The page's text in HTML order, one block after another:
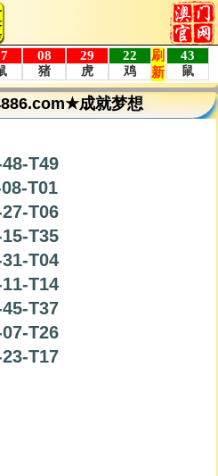
成就梦想
T49
T01
T06
T35
T04
T14
T37
T26
T17